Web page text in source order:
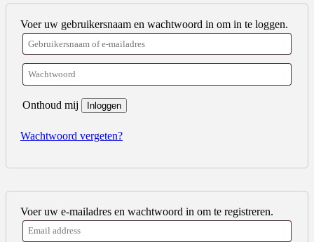
Voer uw gebruikersnaam en wachtwoord in om in te loggen.
Onthoud mij Inloggen
Wachtwoord vergeten?
Voer uw e-mailadres en wachtwoord in om te registreren.